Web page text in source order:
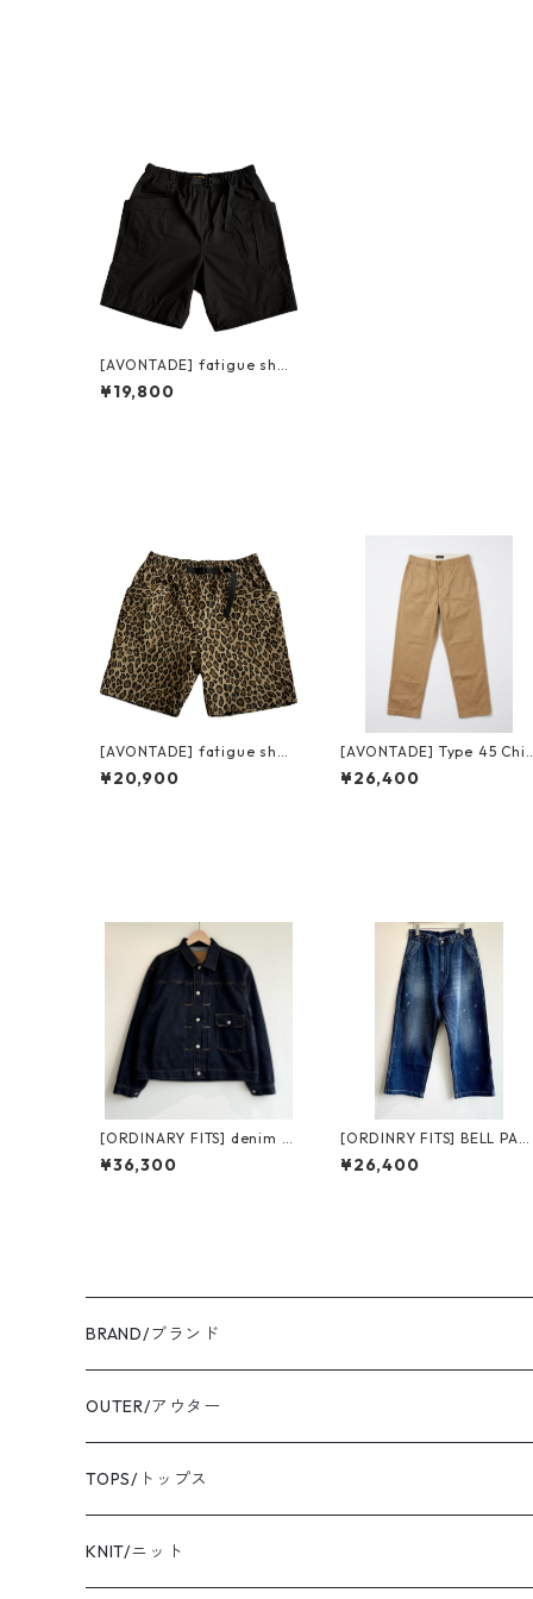
[AVONTADE] fatigue shor
ts army ripstop アボンター
ジ ファティーグ ショーツ ア
¥19,800
[AVONTADE] fatigue shor
ts army ripstop アボンター
ジ ファティーグ ショーツ ア
¥20,900
[AVONTADE] Type 45
o Trousers VTD-0340-PT
3 アボンタージ タイプ45 チ
¥26,400
[ORDINARY FITS] denim ty
pe 1st one wash オーディ
ナリーフィッツ デニムタイ
¥36,300
[ORDINRY FITS] BELL
S オーディナリーフィッツ
ベルパンツ 180-325 ライト
¥26,400
BRAND/ブランド
ordinary fits/オーディナリーフィッツ
sassafras/ササフラス
yonetomi/ヨネトミ
OUTER/アウター
coat/コート
blouson/ブルゾン
TOPS/トップス
shirt/シャツ
KNIT/ニット